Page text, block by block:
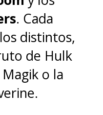
saltó al
princesa
. Cada
distintos,
de Hulk
o la